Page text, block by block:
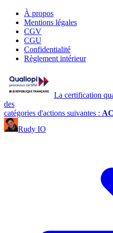
À propos
Mentions légales
CGV
CGU
Confidentialité
Règlement intérieur
La certification
des
catégories d'actions suivantes :
Rudy IO